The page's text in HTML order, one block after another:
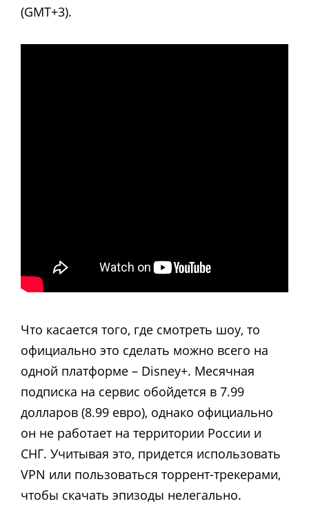
(GMT+3).
Что касается того, где смотреть шоу, то
официально это сделать можно всего на
одной платформе – Disney+. Месячная
подписка на сервис обойдется в 7.99
долларов (8.99 евро), однако официально
он не работает на территории России и
СНГ. Учитывая это, придется использовать
VPN или пользоваться торрент-трекерами,
чтобы скачать эпизоды нелегально.